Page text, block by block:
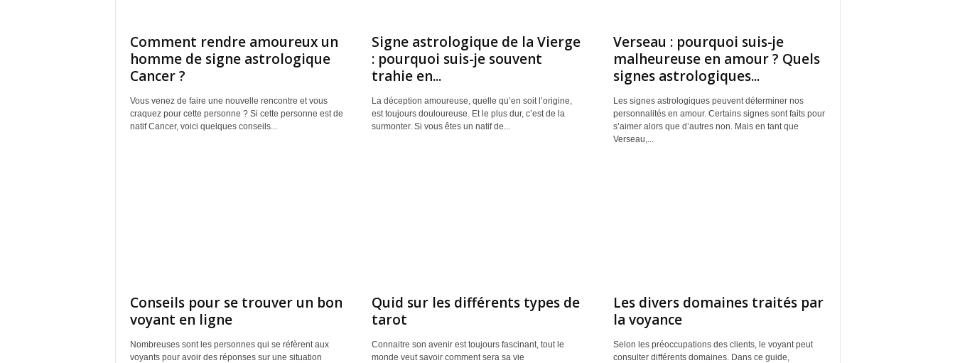
Comment rendre amoureux un
homme de signe astrologique
Cancer ?
Vous venez de faire une nouvelle rencontre et vous
craquez pour cette personne ? Si cette personne est de
natif Cancer, voici quelques conseils...
Signe astrologique de la Vierge
: pourquoi suis-je souvent
trahie en...
La déception amoureuse, quelle qu’en soit l’origine,
est toujours douloureuse. Et le plus dur, c’est de la
surmonter. Si vous êtes un natif de...
Verseau : pourquoi suis-je
malheureuse en amour ? Quels
signes astrologiques...
Les signes astrologiques peuvent déterminer nos
personnalités en amour. Certains signes sont faits pour
s’aimer alors que d’autres non. Mais en tant que
Verseau,...
Conseils pour se trouver un bon
voyant en ligne
Nombreuses sont les personnes qui se réfèrent aux
voyants pour avoir des réponses sur une situation
Quid sur les différents types de
tarot
Connaitre son avenir est toujours fascinant, tout le
monde veut savoir comment sera sa vie
Les divers domaines traités par
la voyance
Selon les préoccupations des clients, le voyant peut
consulter différents domaines. Dans ce guide,